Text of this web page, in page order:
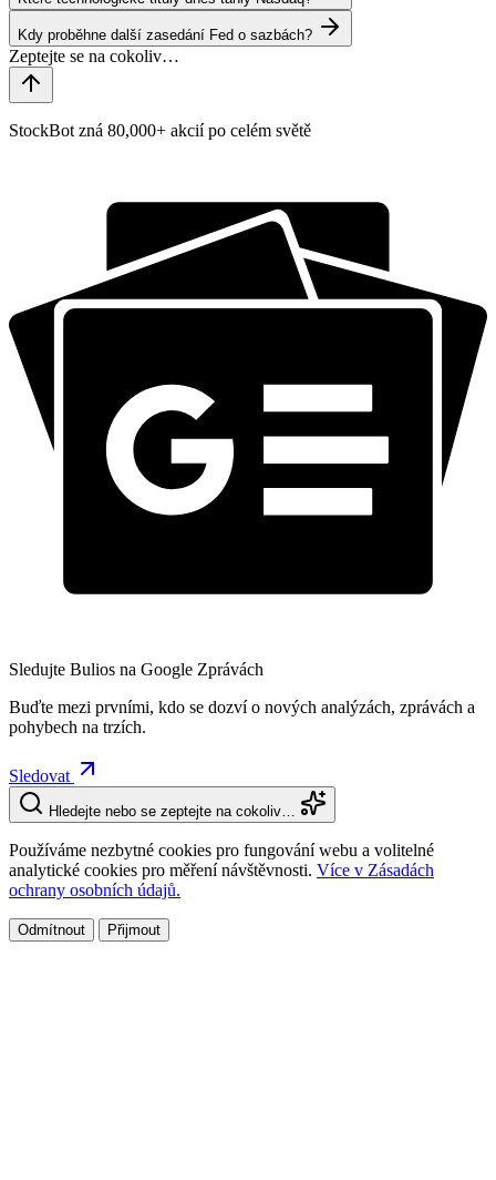
Kdy proběhne další zasedání Fed o sazbách?
StockBot zná 80,000+ akcií po celém světě
Sledujte Bulios na Google Zprávách
Buďte mezi prvními, kdo se dozví o nových analýzách, zprávách a
pohybech na trzích.
Sledovat
Hledejte nebo se zeptejte na cokoliv…
Používáme nezbytné cookies pro fungování webu a volitelné
analytické cookies pro měření návštěvnosti. Více v Zásadách
ochrany osobních údajů.
Odmítnout Přijmout